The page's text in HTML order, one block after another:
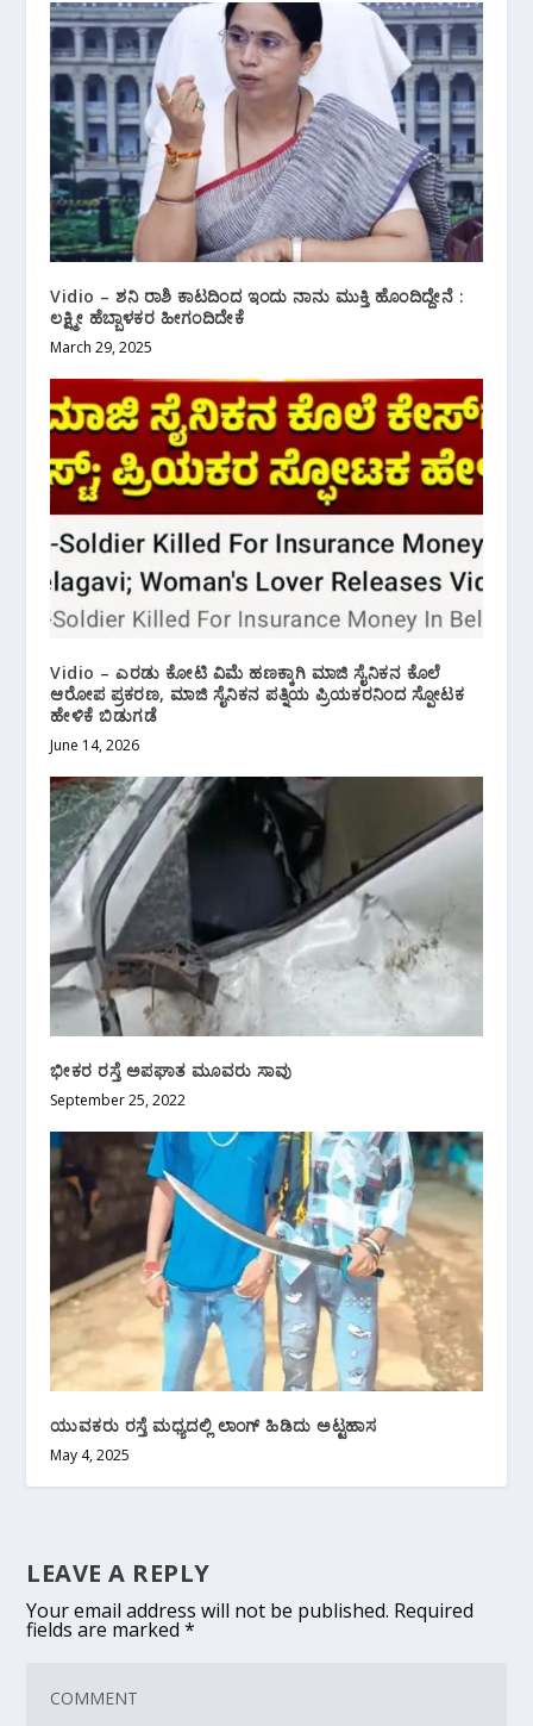
Vidio – ಶನಿ ರಾಶಿ ಕಾಟದಿಂದ ಇಂದು‌ ನಾನು ಮುಕ್ತಿ ‌ಹೊಂದಿದ್ದೇನೆ :
ಲಕ್ಷ್ಮೀ ಹೆಬ್ಬಾಳಕರ ಹೀಗಂದಿದೇಕೆ
March 29, 2025
Vidio – ಎರಡು ಕೋಟಿ ವಿಮೆ ಹಣಕ್ಕಾಗಿ ಮಾಜಿ ಸೈನಿಕನ ಕೊಲೆ
ಆರೋಪ ಪ್ರಕರಣ, ಮಾಜಿ ಸೈನಿಕನ ಪತ್ನಿಯ ಪ್ರಿಯಕರನಿಂದ ಸ್ಪೋಟಕ
ಹೇಳಿಕೆ ಬಿಡುಗಡೆ
June 14, 2026
ಭೀಕರ ರಸ್ತೆ ಅಪಘಾತ ಮೂವರು ಸಾವು
September 25, 2022
ಯುವಕರು ರಸ್ತೆ ಮಧ್ಯದಲ್ಲಿ ಲಾಂಗ್ ಹಿಡಿದು ಅಟ್ಟಹಾಸ
May 4, 2025
LEAVE A REPLY
Your email address will not be published. Required
fields are marked*